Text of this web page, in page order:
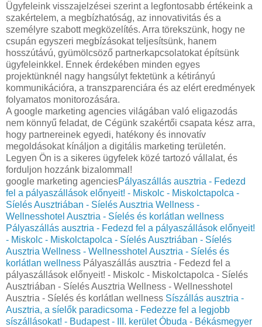
Ügyfeleink visszajelzései szerint a legfontosabb értékeink a
szakértelem, a megbízhatóság, az innovativitás és a
személyre szabott megközelítés. Arra törekszünk, hogy ne
csupán egyszeri megbízásokat teljesítsünk, hanem
hosszútávú, gyümölcsöző partnerkapcsolatokat építsünk
ügyfeleinkkel. Ennek érdekében minden egyes
projektünknél nagy hangsúlyt fektetünk a kétirányú
kommunikációra, a transzparenciára és az elért eredmények
folyamatos monitorozására.
A google marketing agencies világában való eligazodás
nem könnyű feladat, de Cégünk szakértői csapata kész arra,
hogy partnereinek egyedi, hatékony és innovatív
megoldásokat kínáljon a digitális marketing területén.
Legyen Ön is a sikeres ügyfelek közé tartozó vállalat, és
forduljon hozzánk bizalommal!
google marketing agenciesPályaszállás ausztria - Fedezd
fel a pályaszállások előnyeit! - Miskolc - Miskolctapolca -
Síelés Ausztriában - Síelés Ausztria Wellness -
Wellnesshotel Ausztria - Síelés és korlátlan wellness
Pályaszállás ausztria - Fedezd fel a pályaszállások előnyeit!
- Miskolc - Miskolctapolca - Síelés Ausztriában - Síelés
Ausztria Wellness - Wellnesshotel Ausztria - Síelés és
korlátlan wellness Pályaszállás ausztria - Fedezd fel a
pályaszállások előnyeit! - Miskolc - Miskolctapolca - Síelés
Ausztriában - Síelés Ausztria Wellness - Wellnesshotel
Ausztria - Síelés és korlátlan wellness Síszállás ausztria -
Ausztria, a síelők paradicsoma - Fedezze fel a legjobb
síszállásokat! - Budapest - III. kerület Óbuda - Békásmegyer